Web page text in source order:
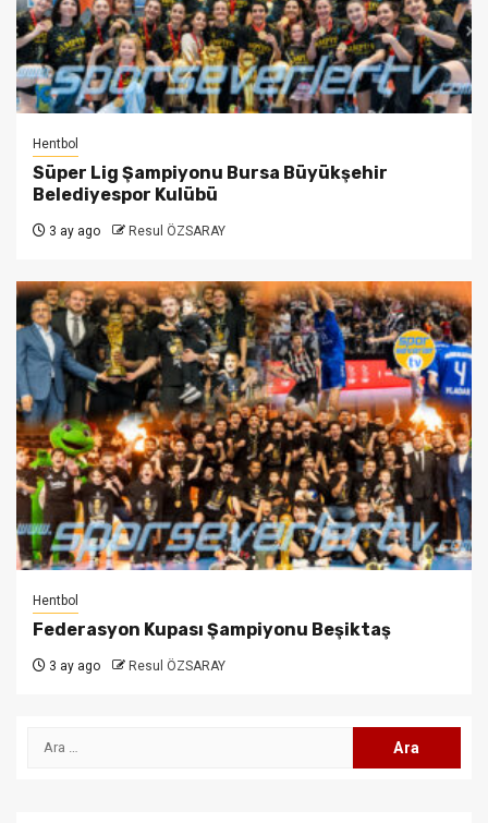
Hentbol
Süper Lig Şampiyonu Bursa Büyükşehir
Belediyespor Kulübü
3 ay ago Resul ÖZSARAY
Hentbol
Federasyon Kupası Şampiyonu Beşiktaş
3 ay ago Resul ÖZSARAY
Arama: